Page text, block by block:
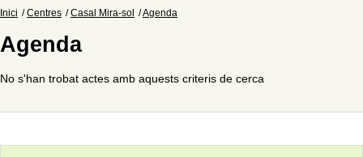
Inici Centres Casal Mira-sol Agenda
Agenda
No s'han trobat actes amb aquests criteris de cerca